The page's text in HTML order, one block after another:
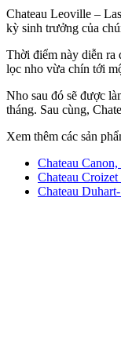
Chateau Leoville –
kỳ sinh trưởng của
Thời điểm này diễn ra
lọc nho vừa chín tới
Nho sau đó sẽ được
tháng. Sau cùng,
Xem thêm các sản
Chateau
Chateau
Chateau